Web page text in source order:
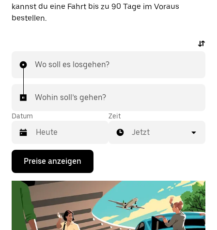
kannst du eine Fahrt bis zu 90 Tage im Voraus
bestellen.
Wo soll es losgehen?
Wohin soll’s gehen?
Datum
Drücke
Nach-
unten-
Taste,
um
dem
Kalender
Zeit
Jetzt
Preise anzeigen